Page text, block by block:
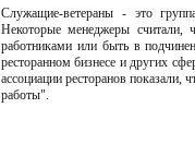
Служащие-ветераны - это
Некоторые менеджеры считали,
работниками или быть в
ресторанном бизнесе и других
ассоциации ресторанов
работы".